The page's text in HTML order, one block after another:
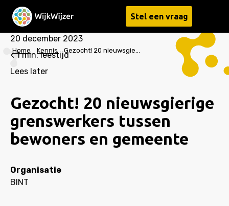
Stel een vraag
Home Kennis Gezocht! 20 nieuwsgierige grenswerkers tussen bewoners en gemeente
20 december 2023
< 1 min. leestijd
Lees later
Gezocht! 20 nieuwsgierige
grenswerkers tussen
bewoners en gemeente
Organisatie
BINT